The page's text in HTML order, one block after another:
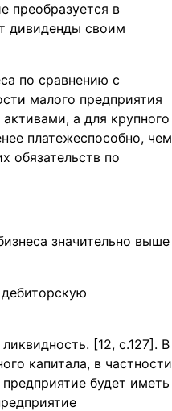
преобразуется в
дивиденды своим
по сравнению с
малого предприятия
а для крупного
платежеспособно, чем
обязательств по
значительно выше
[12, с.127]. В
капитала, в частности
будет иметь